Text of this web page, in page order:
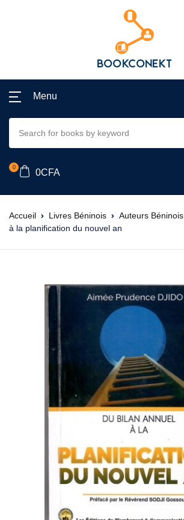
Menu
0
0CFA
Accueil Livres Béninois Auteurs Béninois
à la planification du nouvel an